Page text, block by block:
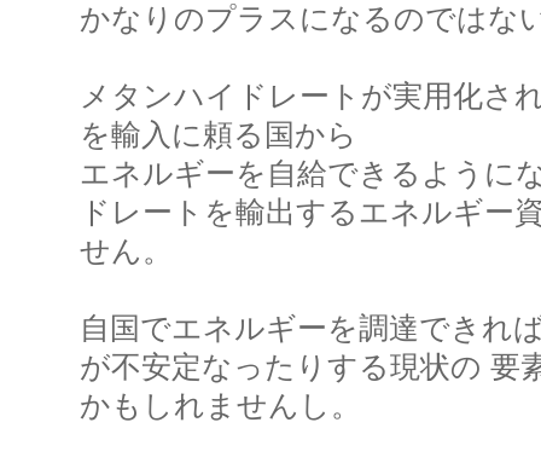
かなりのプラスになるのではな
メタンハイドレートが実用化さ
を輸入に頼る国から
エネルギーを自給できるように
ドレートを輸出するエネルギー
せん。
自国でエネルギーを調達できれ
が不安定なったりする現状の 要
かもしれませんし。